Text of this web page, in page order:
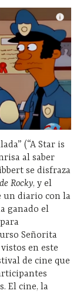
(“A Star is
al saber
se disfraza
Rocky, y el
un diario con la
ganado el
Señorita
en este
de cine que
El cine, la